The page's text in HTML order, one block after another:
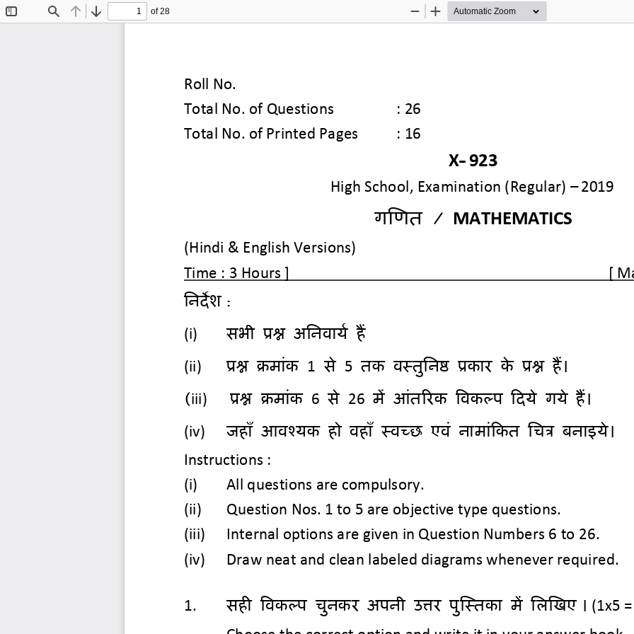
Find Previous
Next
of 28
Zoom
Zoom
Roll No.
Total No. of Questions : 26
Total No. of Printed Pages : 16
X-923
High School, Examination (Regular) –2019
गणित / MATHEMATICS
(Hindi & English Versions)
Time : 3 Hours ]
[
ननदेश :
(i)
सबी प्रश्न अननवामय हैं
(ii)
प्रश्न क्रभाॊक 1 से 5 तक वस्तुननष्ठ प्रकाय के प्रश्न हैं।
(iii) प्रश्न क्रभाॊक 6 से 26 भें आॊतरयक ववकल्ऩ ददमे गमे हैं।
(iv)
जहाॉ आवश्मक हो वहाॉ स्वच्छ एवॊ नाभाॊदकत नित्र फनाइमे।
Instructions :
(i)
All questions are compulsory.
(ii)
Question Nos. 1 to 5 are objective type questions.
(iii)
Internal options are given in Question Numbers 6 to 26.
(iv)
Draw neat and clean labeled diagrams whenever required.
1. सही ववकल्ऩ िुनकय अऩनी उत्तय ऩुस्स्तका भें नरस्िए ।(1x5